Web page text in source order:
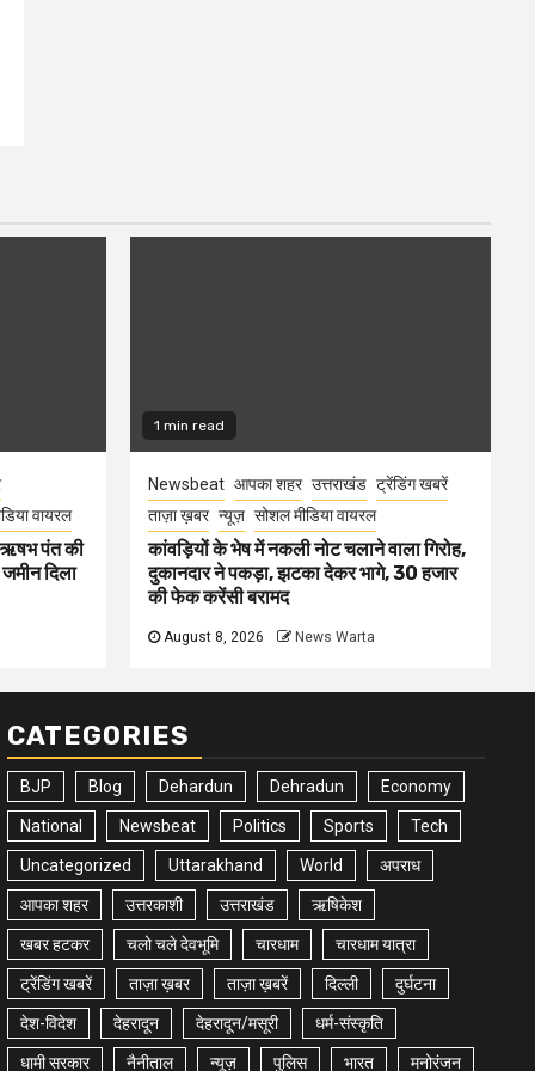
वायरल
पंत की
दिला
1 min read
Newsbeat आपका शहर उत्तराखंड ट्रेंडिंग खबरें
ताज़ा ख़बर न्यूज़ सोशल मीडिया वायरल
कांवड़ियों के भेष में नकली नोट चलाने वाला गिरोह,
दुकानदार ने पकड़ा, झटका देकर भागे, 30 हजार
की फेक करेंसी बरामद
August 8, 2026 News Warta
CATEGORIES
BJP Blog Dehardun Dehradun Economy
National Newsbeat Politics Sports Tech
Uncategorized Uttarakhand World अपराध
आपका शहर उत्तरकाशी उत्तराखंड ऋषिकेश
खबर हटकर चलो चले देवभूमि चारधाम चारधाम यात्रा
ट्रेंडिंग खबरें ताज़ा ख़बर ताज़ा ख़बरें दिल्ली दुर्घटना
देश-विदेश देहरादून देहरादून/मसूरी धर्म-संस्कृति
धामी सरकार नैनीताल न्यूज़ पुलिस भारत मनोरंजन